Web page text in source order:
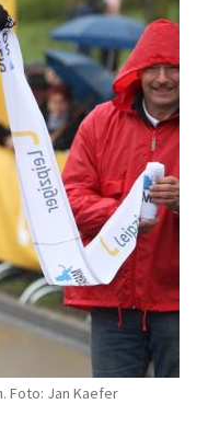
Foto: Jan Kaefer